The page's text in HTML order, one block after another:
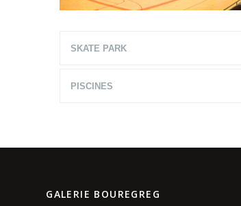
SKATE PARK
PISCINES
GALERIE BOUREGREG